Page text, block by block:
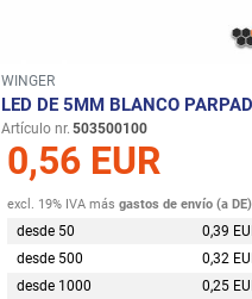
WINGER
LED DE 5MM BLANCO
Artículo nr. 503500100
0,56 EUR
excl. 19% IVA más gastos de envío (a DE)
desde 50
0,39
desde 500
0,32
desde 1000
0,25